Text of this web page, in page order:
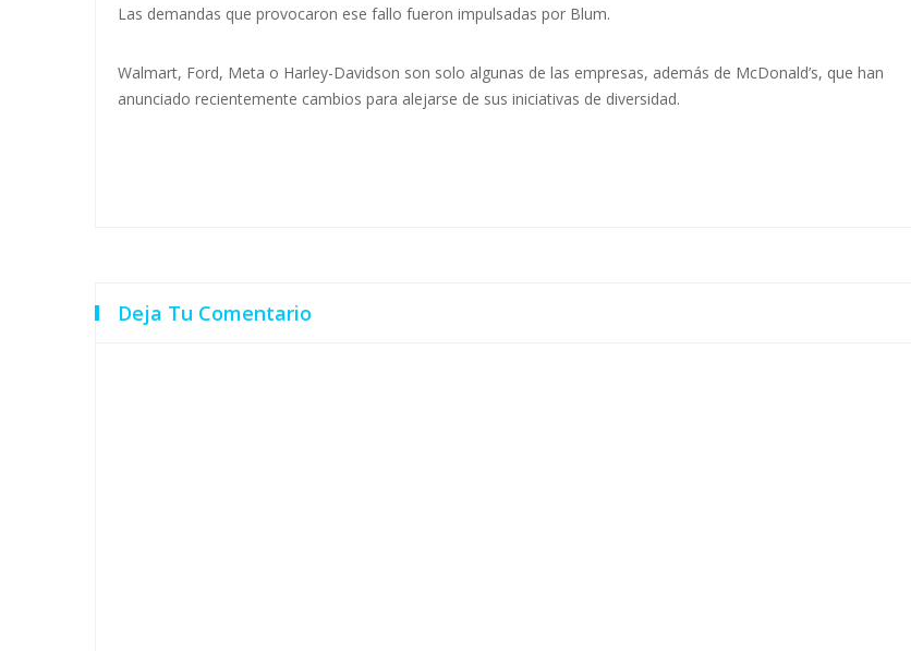
Las demandas que provocaron ese fallo fueron impulsadas por Blum.
Walmart, Ford, Meta o Harley-Davidson son solo algunas de las empresas, además de McDonald’s, que han
anunciado recientemente cambios para alejarse de sus iniciativas de diversidad.
Deja Tu Comentario